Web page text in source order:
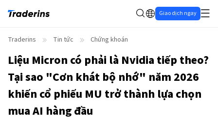
Giao dịch ngay
Traderins Tin tức Chứng khoán
Liệu Micron có phải là Nvidia tiếp theo?
Tại sao "Cơn khát bộ nhớ" năm 2026
khiến cổ phiếu MU trở thành lựa chọn
mua AI hàng đầu